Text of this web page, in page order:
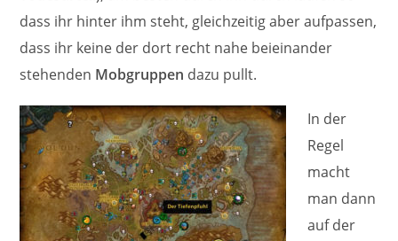
dass ihr hinter ihm steht, gleichzeitig aber aufpassen,
dass ihr keine der dort recht nahe beieinander
stehenden Mobgruppen dazu pullt.
In der
Regel
macht
man dann
auf der